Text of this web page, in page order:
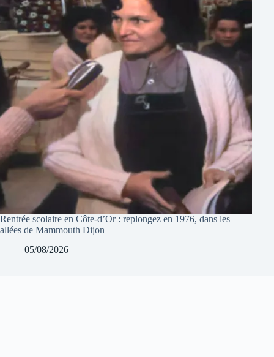
Rentrée scolaire en Côte-d’Or : replongez en 1976, dans les
allées de Mammouth Dijon
05/08/2026